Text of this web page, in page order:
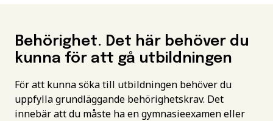
Behörighet. Det här behöver du
kunna för att gå utbildningen
För att kunna söka till utbildningen behöver du
uppfylla grundläggande behörighetskrav. Det
innebär att du måste ha en gymnasieexamen eller